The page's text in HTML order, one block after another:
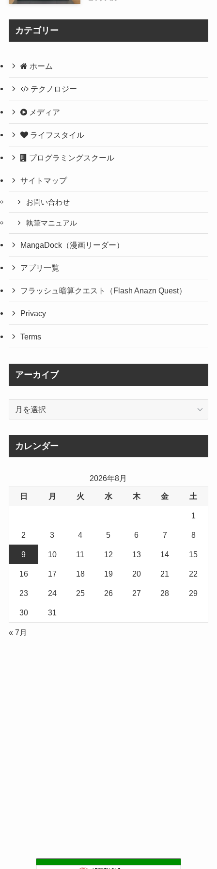
カテゴリー
ホーム
テクノロジー
メディア
ライフスタイル
プログラミングスクール
サイトマップ
お問い合わせ
執筆マニュアル
MangaDock（漫画リーダー）
アプリ一覧
フラッシュ暗算クエスト（Flash Anazn Quest）
Privacy
Terms
アーカイブ
カレンダー
2026年8月
日 月 火 水 木 金 土
1
2 3 4 5 6 7 8
9 10 11 12 13 14 15
16 17 18 19 20 21 22
23 24 25 26 27 28 29
30 31
« 7月